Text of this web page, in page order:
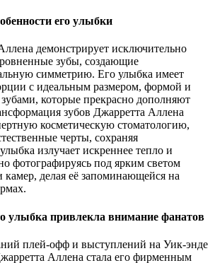
его улыбки
демонстрирует исключительно
зубы, создающие
симметрию. Его улыбка имеет
с идеальным размером, формой и
которые прекрасно дополняют
зубов Джарретта Аллена
косметическую стоматологию,
черты, сохраняя
излучает искреннее тепло и
фотографируясь под ярким светом
делая её запоминающейся на
улыбка привлекла внимание фанатов
плей-офф и выступлений на Уик-энде
Аллена стала его фирменным